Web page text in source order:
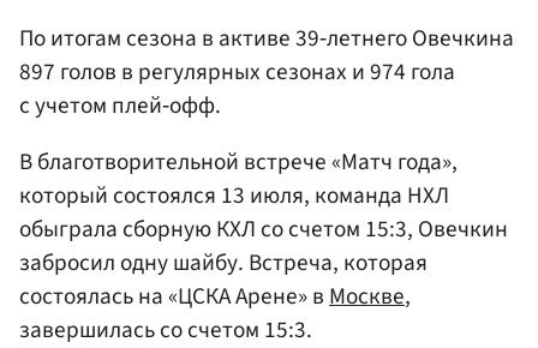
По итогам сезона в активе 39‑летнего Овечкина
897 голов в регулярных сезонах и 974 гола
с учетом плей‑офф.
В благотворительной встрече «Матч года»,
который состоялся 13 июля, команда НХЛ
обыграла сборную КХЛ со счетом 15:3, Овечкин
забросил одну шайбу. Встреча, которая
состоялась на «ЦСКА Арене» вМоскве,
завершилась со счетом 15:3.